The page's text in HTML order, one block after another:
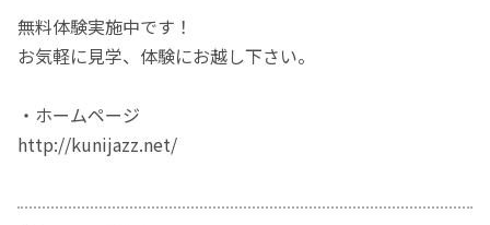
無料体験実施中です！
お気軽に見学、体験にお越し下さい。
・ホームページ
http://kunijazz.net/